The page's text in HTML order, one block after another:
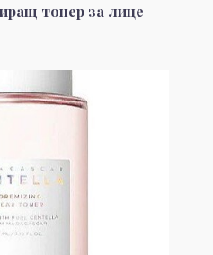
тонер за лице